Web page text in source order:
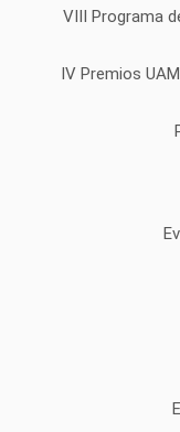
VIII Programa
IV Premios